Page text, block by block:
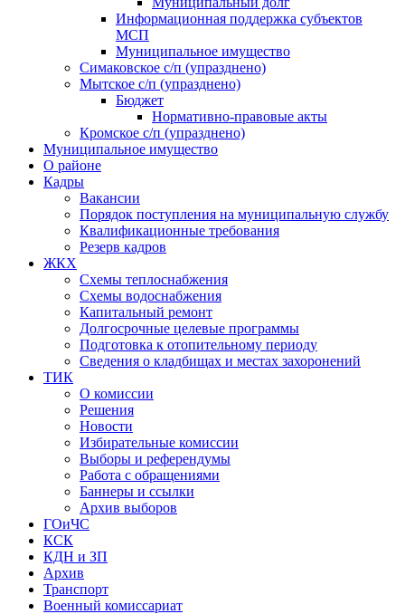
Информационная поддержка субъектов
МСП
Муниципальное имущество
Симаковское с/п (упразднено)
Мытское с/п (упразднено)
Бюджет
Нормативно-правовые акты
Кромское с/п (упразднено)
Муниципальное имущество
О районе
Кадры
Вакансии
Порядок поступления на муниципальную службу
Квалификационные требования
Резерв кадров
ЖКХ
Схемы теплоснабжения
Схемы водоснабжения
Капитальный ремонт
Долгосрочные целевые программы
Подготовка к отопительному периоду
Сведения о кладбищах и местах захоронений
ТИК
О комиссии
Решения
Новости
Избирательные комиссии
Выборы и референдумы
Работа с обращениями
Баннеры и ссылки
Архив выборов
ГОиЧС
КСК
КДН и ЗП
Архив
Транспорт
Военный комиссариат